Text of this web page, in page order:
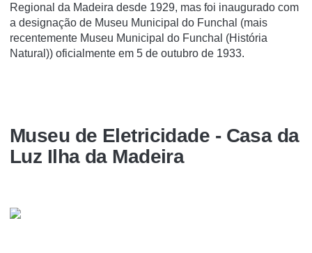
Regional da Madeira desde 1929, mas foi inaugurado com
a designação de Museu Municipal do Funchal (mais
recentemente Museu Municipal do Funchal (História
Natural)) oficialmente em 5 de outubro de 1933.
Museu de Eletricidade - Casa da
Luz Ilha da Madeira